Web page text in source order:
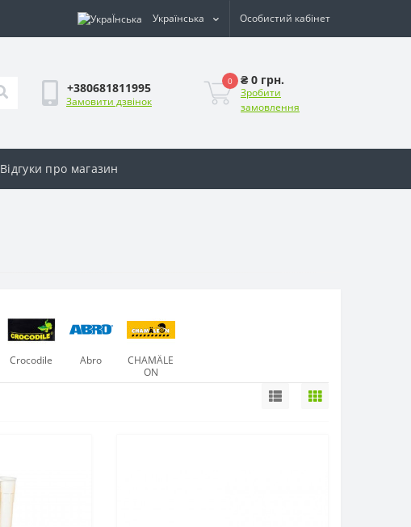
Українська Особистий кабінет
+380681811995
Замовити дзвінок
0 ₴ 0 грн.
Зробити
замовлення
Відгуки про магазин
Crocodile Abro
CHAMÄLE
ON